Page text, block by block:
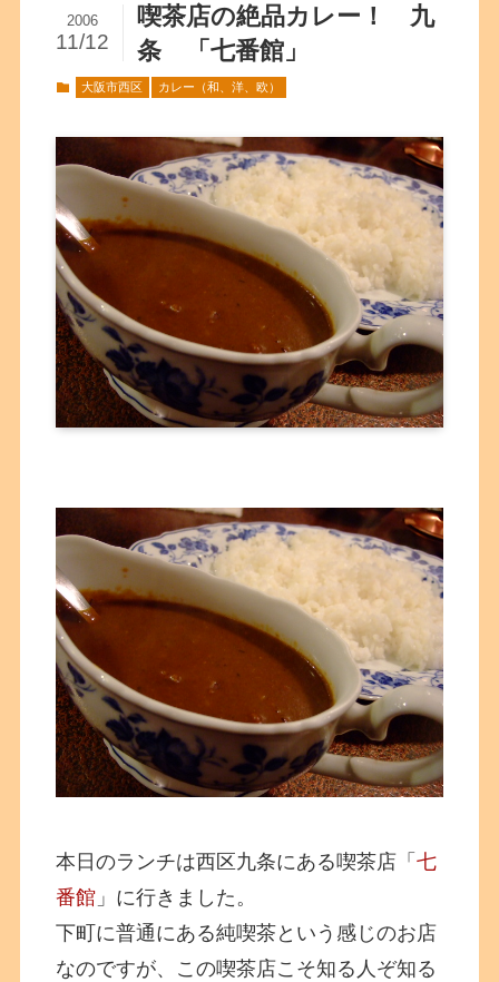
喫茶店の絶品カレー！ 九
条 「七番館」
2006
11/12
大阪市西区 カレー（和、洋、欧）
本日のランチは西区九条にある喫茶店「七
番館 」に行きました。
下町に普通にある純喫茶という感じのお店
なのですが、この喫茶店こそ知る人ぞ知る